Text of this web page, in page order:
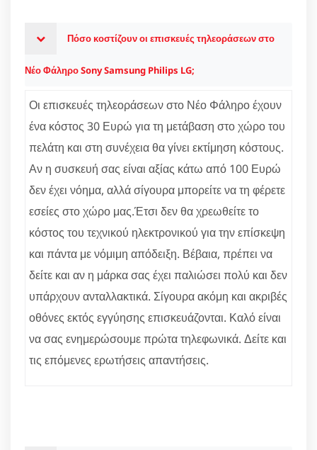
Πόσο κοστίζουν οι επισκευές τηλεοράσεων στο
Νέο Φάληρο Sony Samsung Philips LG;
Οι επισκευές τηλεοράσεων στο Νέο Φάληρο έχουν
ένα κόστος 30 Ευρώ για τη μετάβαση στο χώρο του
πελάτη και στη συνέχεια θα γίνει εκτίμηση κόστους.
Αν η συσκευή σας είναι αξίας κάτω από 100 Ευρώ
δεν έχει νόημα, αλλά σίγουρα μπορείτε να τη φέρετε
εσείες στο χώρο μας.Έτσι δεν θα χρεωθείτε το
κόστος του τεχνικού ηλεκτρονικού για την επίσκεψη
και πάντα με νόμιμη απόδειξη. Βέβαια, πρέπει να
δείτε και αν η μάρκα σας έχει παλιώσει πολύ και δεν
υπάρχουν ανταλλακτικά. Σίγουρα ακόμη και ακριβές
οθόνες εκτός εγγύησης επισκευάζονται. Καλό είναι
να σας ενημερώσουμε πρώτα τηλεφωνικά. Δείτε και
τις επόμενες ερωτήσεις απαντήσεις.